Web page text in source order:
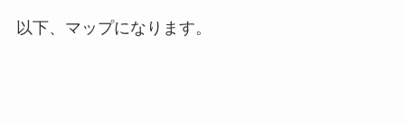
以下、マップになります。